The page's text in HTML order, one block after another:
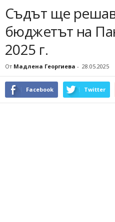
Съдът ще
бюджетът на
2025 г.
От Мадлена Георгиева - 28.05.2025
Facebook Twitter